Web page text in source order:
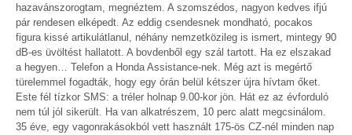
hazavánszorogtam, megnéztem. A szomszédos, nagyon kedves ifjú
pár rendesen elképedt. Az eddig csendesnek mondható, pocakos
figura kissé artikulátlanul, néhány nemzetközileg is ismert, mintegy 90
dB-es üvöltést hallatott. A bovdenből egy szál tartott. Ha ez elszakad
a hegyen… Telefon a Honda Assistance-nek. Még azt is megértő
türelemmel fogadták, hogy egy órán belül kétszer újra hívtam őket.
Este fél tízkor SMS: a tréler holnap 9.00-kor jön. Hát ez az évforduló
nem túl jól sikerült. Ha van alkatrészem, 10 perc alatt megcsinálom.
35 éve, egy vagonrakásokból vett használt 175-ös CZ-nél minden nap